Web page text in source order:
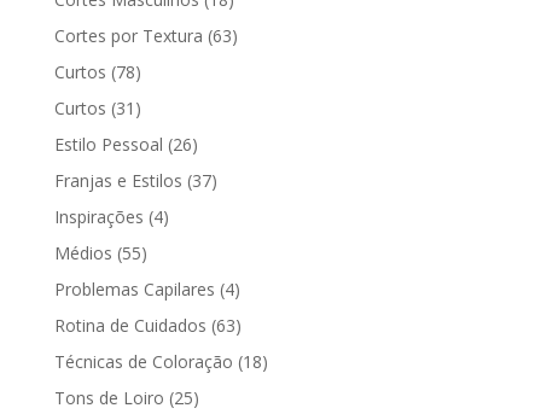
Cortes por Textura (63)
Curtos (78)
Curtos (31)
Estilo Pessoal (26)
Franjas e Estilos (37)
Inspirações (4)
Médios (55)
Problemas Capilares (4)
Rotina de Cuidados (63)
Técnicas de Coloração (18)
Tons de Loiro (25)